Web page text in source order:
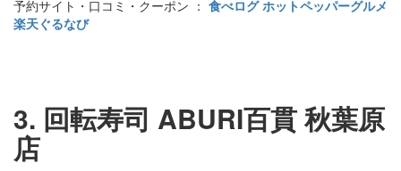
予約サイト・口コミ・クーポン ： 食べログホットペッパーグルメ
楽天ぐるなび
3. 回転寿司 ABURI百貫 秋葉原
店